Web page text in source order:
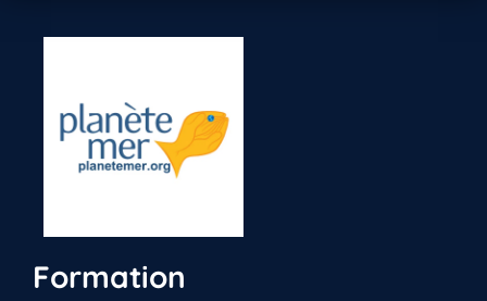
Formation